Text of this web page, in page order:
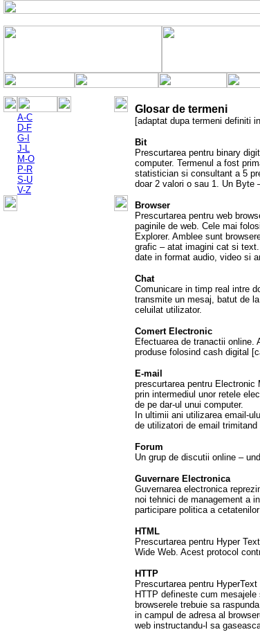
A-C
D-F
G-I
J-L
M-O
P-R
S-U
V-Z
Glosar de termeni
[adaptat dupa termeni definiti
Bit
Prescurtarea pentru binary
computer. Termenul a fost
statistician si consultant a 5
doar 2 valori o sau 1. Un Byte
Browser
Prescurtarea pentru web
paginile de web. Cele mai
Explorer. Amblee sunt
grafic – atat imagini cat si
date in format audio, video si
Chat
Comunicare in timp real intre
transmite un mesaj, batut de
celuilat utilizator.
Comert Electronic
Efectuarea de tranactii online.
produse folosind cash digital
E-mail
prescurtarea pentru
prin intermediul unor retele
de pe dar-ul unui computer.
In ultimii ani utilizarea email-
de utilizatori de email
Forum
Un grup de discutii online –
Guvernare Electronica
Guvernarea electronica
noi tehnici de management a
participare politica a
HTML
Prescurtarea pentru Hyper
Wide Web. Acest protocol
HTTP
Prescurtarea pentru
HTTP defineste cum
browserele trebuie sa
in campul de adresa al
web instructandu-l sa